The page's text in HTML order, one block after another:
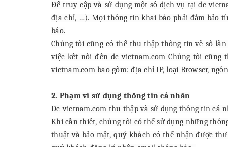
Để truy cập và sử dụng một số dịch vụ tại dc-
địa chỉ, …). Mọi thông tin khai báo phải đảm bảo
báo.
Chúng tôi cũng có thể thu thập thông tin về số
việc kết nối đến dc-vietnam.com Chúng tôi
vietnam.com bao gồm: địa chỉ IP, loại Browser,
2. Phạm vi sử dụng thông tin cá nhân
Dc-vietnam.com thu thập và sử dụng thông tin cá
Khi cần thiết, chúng tôi có thể sử dụng những
thuật và bảo mật, quý khách có thể nhận được